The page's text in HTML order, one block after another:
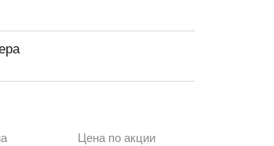
Цена по акции